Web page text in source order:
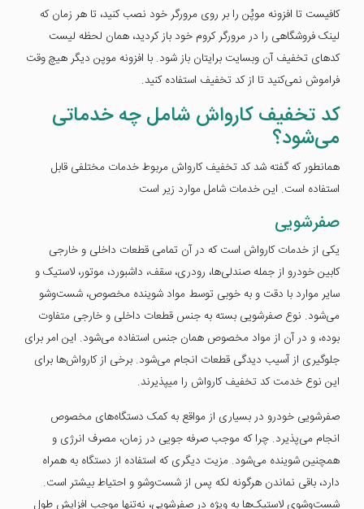
کافیست تا افزونه موپُن را بر روی مرورگر خود نصب کنید، تا هر زمان که
لینک فروشگاهی را در مرورگر کروم خود باز کردید، همان لحظه لیست
کدهای تخفیف آن وبسایت برایتان باز شود. با افزونه موپن دیگر هیچ وقت
فراموش نمی‌کنید تا از کد تخفیف استفاده کنید.
کد تخفیف کارواش شامل چه خدماتی
می‌شود؟
همانطور که گفته شد کد تخفیف کارواش مربوط خدمات مختلفی قابل
استفاده است. این خدمات شامل موارد زیر است
صفرشویی
یکی از خدمات کارواش است که در آن تمامی قطعات داخلی و خارجی
کابین خودرو از جمله صندلی‌ها، رودری، سقف، داشبورد، موتور، لاستیک و
سایر موارد با دقت و به خوبی توسط مواد شوینده مخصوص، شست‌وشو
می‌شود. نوع صفرشویی بسته به جنس قطعات داخلی و خارجی متفاوت
بوده، و در آن از مواد مخصوص همان جنس استفاده می‌شود. این امر برای
جلوگیری از آسیب دیدگی قطعات انجام می‌شود. برخی از کارواش‌ها برای
این نوع خدمت کد تخفیف کارواش را میپذیرند.
صفرشویی خودرو در بسیاری از مواقع به کمک دستگاه‌های مخصوص
انجام می‌پذیرد. چرا که موجب صرفه جویی در زمان، مصرف انرژی و
همچنین شوینده می‌شود. مزیت دیگری که استفاده از دستگاه به همراه
دارد، باقی نماندن هرگونه لکه پس از شست‌وشو و احتیاط بیشتر است.
شست‌وشوی لاستیک‌‌ها به ویژه در صفرشویی، نه‌تنها موجب افزایش طول